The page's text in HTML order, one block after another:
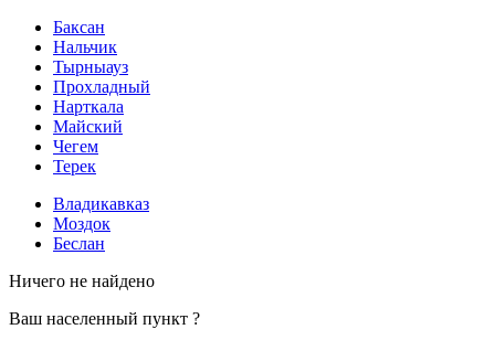
Баксан
Нальчик
Тырныауз
Прохладный
Нарткала
Майский
Чегем
Терек
Владикавказ
Моздок
Беслан
Ничего не найдено
Ваш населенный пункт ?